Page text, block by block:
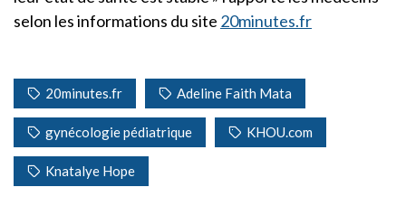
selon les informations du site 20minutes.fr
20minutes.fr Adeline Faith Mata
gynécologie pédiatrique KHOU.com
Knatalye Hope